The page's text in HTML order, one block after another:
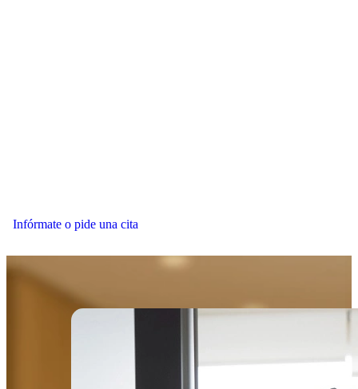
Infórmate o pide una cita